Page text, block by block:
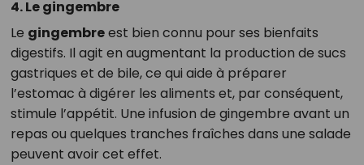
4. Le gingembre
Le gingembreest bien connu pour ses bienfaits
digestifs. Il agit en augmentant la production de sucs
gastriques et de bile, ce qui aide à préparer
l’estomac à digérer les aliments et, par conséquent,
stimule l’appétit. Une infusion de gingembre avant un
repas ou quelques tranches fraîches dans une salade
peuvent avoir cet effet.